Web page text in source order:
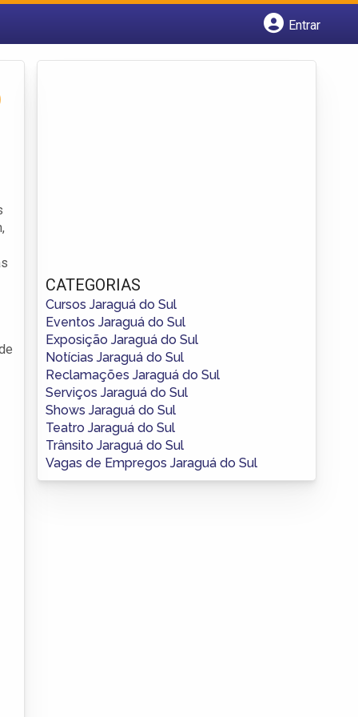
Entrar
CATEGORIAS
Cursos Jaraguá do Sul
Eventos Jaraguá do Sul
Exposição Jaraguá do Sul
Notícias Jaraguá do Sul
Reclamações Jaraguá do Sul
Serviços Jaraguá do Sul
Shows Jaraguá do Sul
Teatro Jaraguá do Sul
Trânsito Jaraguá do Sul
Vagas de Empregos Jaraguá do Sul